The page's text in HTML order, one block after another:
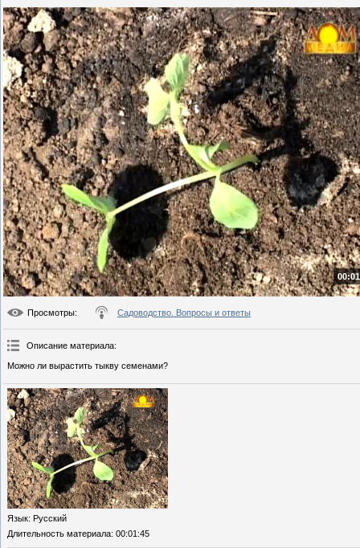
Просмотры: Садоводство. Вопросы и ответы
Описание материала:
Можно ли вырастить тыкву семенами?
Язык: Русский
Длительность материала: 00:01:45